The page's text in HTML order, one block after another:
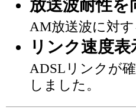
放送波耐性を
AM放送波に対
リンク速度表
ADSLリンクが
しました。